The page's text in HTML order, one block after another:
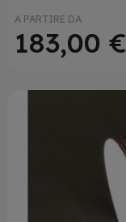
A PARTIRE DA
183,00 €